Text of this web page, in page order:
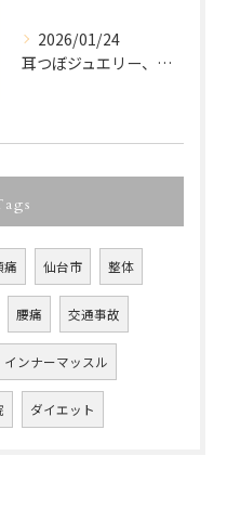
2026/01/24
耳つぼジュエリー、「可愛いだけでしょ？」って思っていませんか...
痛 仙台市 整体
腰痛 交通事故
インナーマッスル
ダイエット